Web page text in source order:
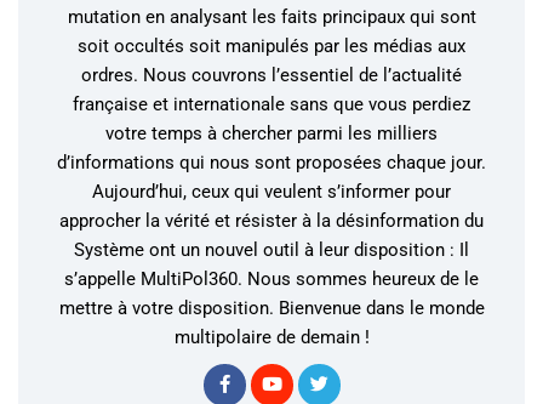
mutation en analysant les faits principaux qui sont
soit occultés soit manipulés par les médias aux
ordres. Nous couvrons l’essentiel de l’actualité
française et internationale sans que vous perdiez
votre temps à chercher parmi les milliers
d’informations qui nous sont proposées chaque jour.
Aujourd’hui, ceux qui veulent s’informer pour
approcher la vérité et résister à la désinformation du
Système ont un nouvel outil à leur disposition : Il
s’appelle MultiPol360. Nous sommes heureux de le
mettre à votre disposition. Bienvenue dans le monde
multipolaire de demain !